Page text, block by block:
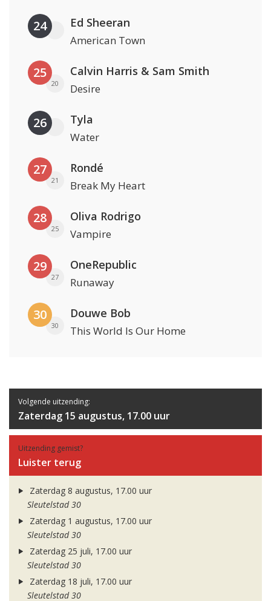
24 Ed Sheeran
American Town
25
20
Calvin Harris & Sam Smith
Desire
26 Tyla
Water
27
21
Rondé
Break My Heart
28
25
Oliva Rodrigo
Vampire
29
27
OneRepublic
Runaway
30
30
Douwe Bob
This World Is Our Home
Volgende uitzending:
Zaterdag 15 augustus, 17.00 uur
Uitzending gemist?
Luister terug
Zaterdag 8 augustus, 17.00 uur
Sleutelstad 30
Zaterdag 1 augustus, 17.00 uur
Sleutelstad 30
Zaterdag 25 juli, 17.00 uur
Sleutelstad 30
Zaterdag 18 juli, 17.00 uur
Sleutelstad 30